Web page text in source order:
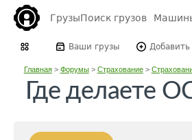
ГрузыПоиск грузов
Ваши грузы Добавить
Главная> Форумы> Страхование>
Где делаете